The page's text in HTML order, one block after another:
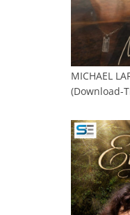
MICHAEL
(Download-